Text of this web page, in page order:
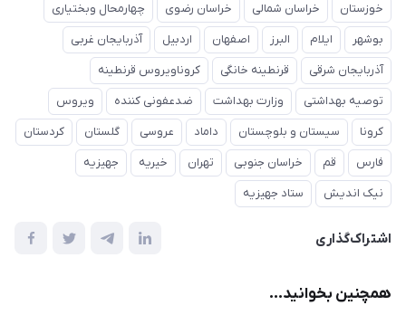
خوزستان
خراسان شمالی خراسان رضوی
چهارمحال وبختیاری
بوشهر
ایلام البرز اصفهان اردبیل
آذربایجان غربی
آذربایجان شرقی
قرنطینه خانگی
کروناویروس قرنطینه
توصیه بهداشتی
وزارت بهداشت ضدعفونی کننده
ویروس
کرونا
سیستان و بلوچستان داماد عروسی گلستان
کردستان
فارس
قم خراسان جنوبی تهران خیریه
جهیزیه
نیک اندیش
ستاد جهیزیه
اشتراک‌گذاری
همچنین بخوانید...